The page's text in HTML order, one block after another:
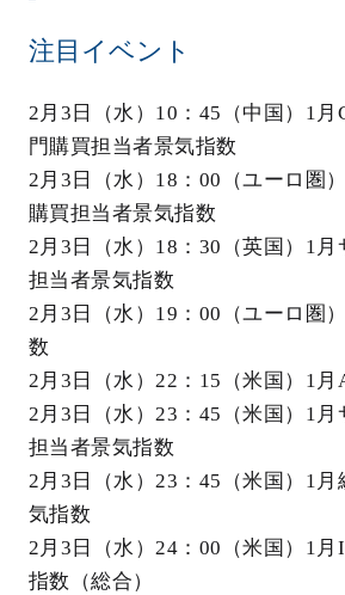
注目イベント
2月3日（水）10：45（中国）1
門購買担当者景気指数
2月3日（水）18：00（ユーロ圏
購買担当者景気指数
2月3日（水）18：30（英国）1月
担当者景気指数
2月3日（水）19：00（ユーロ圏
数
2月3日（水）22：15（米国）1月
2月3日（水）23：45（米国）1月
担当者景気指数
2月3日（水）23：45（米国）1
気指数
2月3日（水）24：00（米国）1月
指数（総合）